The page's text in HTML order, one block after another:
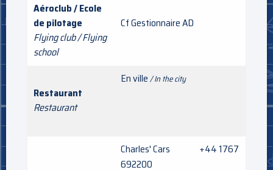
Aéroclub / Ecole
de pilotage
Flying club / Flying
school
Cf Gestionnaire AD
Restaurant
Restaurant
En ville/ In the city
Charles' Cars +44 1767
692200